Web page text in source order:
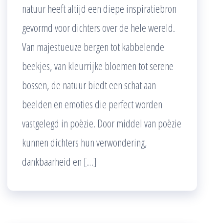
natuur heeft altijd een diepe inspiratiebron
gevormd voor dichters over de hele wereld.
Van majestueuze bergen tot kabbelende
beekjes, van kleurrijke bloemen tot serene
bossen, de natuur biedt een schat aan
beelden en emoties die perfect worden
vastgelegd in poëzie. Door middel van poëzie
kunnen dichters hun verwondering,
dankbaarheid en […]